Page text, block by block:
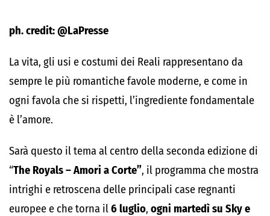
ph. credit: @LaPresse
La vita, gli usi e costumi dei Reali rappresentano da
sempre le più romantiche favole moderne, e come in
ogni favola che si rispetti, l’ingrediente fondamentale
è l’amore.
Sarà questo il tema al centro della seconda edizione di
“The Royals – Amori a Corte”, il programma che mostra
intrighi e retroscena delle principali case regnanti
europee e che torna il6 luglio, ogni martedìsu Sky e